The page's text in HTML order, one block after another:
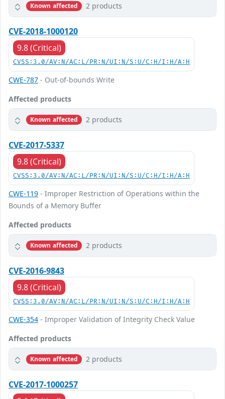
Known affected 2 products
CVE-2018-1000120
9.8 (Critical)
CVSS:3.0/AV:N/AC:L/PR:N/UI:N/S:U/C:H/I:H/A:H
CWE-787 - Out-of-bounds Write
Affected products
Known affected 2 products
CVE-2017-5337
9.8 (Critical)
CVSS:3.0/AV:N/AC:L/PR:N/UI:N/S:U/C:H/I:H/A:H
CWE-119 - Improper Restriction of Operations within the
Bounds of a Memory Buffer
Affected products
Known affected 2 products
CVE-2016-9843
9.8 (Critical)
CVSS:3.0/AV:N/AC:L/PR:N/UI:N/S:U/C:H/I:H/A:H
CWE-354 - Improper Validation of Integrity Check Value
Affected products
Known affected 2 products
CVE-2017-1000257